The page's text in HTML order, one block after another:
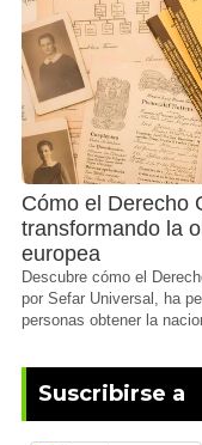
Cómo el Derecho
transformando la
europea
Descubre cómo el
por Sefar Universal, ha
personas obtener la
Suscribirse a